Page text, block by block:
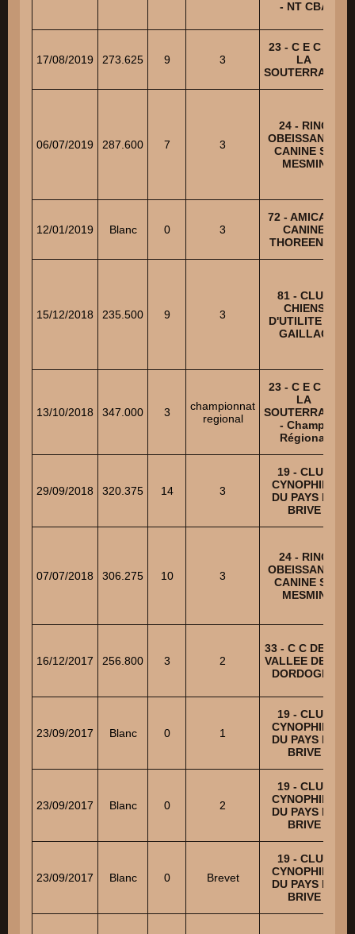
- NT CBA
17/08/2019 273.625 9 3
23 - C E C DE
LA
SOUTERRAINE
06/07/2019 287.600 7 3
24 - RING
OBEISSANCE
CANINE ST
MESMIN
12/01/2019 Blanc 0 3
72 - AMICALE
CANINE
THOREENNE
15/12/2018 235.500 9 3
81 - CLUB
CHIENS
D'UTILITE DE
GAILLAC
13/10/2018 347.000 3
championnat
regional
23 - C E C DE
LA
SOUTERRAINE
- Champ.
Régional
29/09/2018 320.375 14 3
19 - CLUB
CYNOPHILE
DU PAYS DE
BRIVE
07/07/2018 306.275 10 3
24 - RING
OBEISSANCE
CANINE ST
MESMIN
16/12/2017 256.800 3 2
33 - C C DE LA
VALLEE DE LA
DORDOGNE
23/09/2017 Blanc 0 1
19 - CLUB
CYNOPHILE
DU PAYS DE
BRIVE
23/09/2017 Blanc 0 2
19 - CLUB
CYNOPHILE
DU PAYS DE
BRIVE
23/09/2017 Blanc 0 Brevet
19 - CLUB
CYNOPHILE
DU PAYS DE
BRIVE